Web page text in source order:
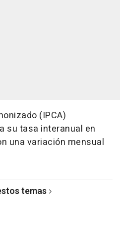
(IPCA)
su tasa interanual en
una variación mensual
temas